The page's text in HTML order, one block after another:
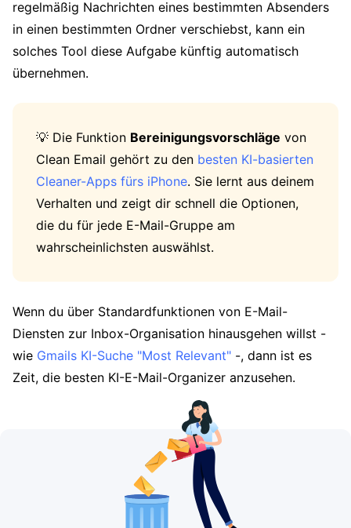
regelmäßig Nachrichten eines bestimmten Absenders
in einen bestimmten Ordner verschiebst, kann ein
solches Tool diese Aufgabe künftig automatisch
übernehmen.
💡 Die Funktion Bereinigungsvorschläge von
Clean Email gehört zu den besten KI-basierten
Cleaner-Apps fürs iPhone. Sie lernt aus deinem
Verhalten und zeigt dir schnell die Optionen,
die du für jede E-Mail-Gruppe am
wahrscheinlichsten auswählst.
Wenn du über Standardfunktionen von E-Mail-
Diensten zur Inbox-Organisation hinausgehen willst -
wie Gmails KI-Suche "Most Relevant" -, dann ist es
Zeit, die besten KI-E-Mail-Organizer anzusehen.